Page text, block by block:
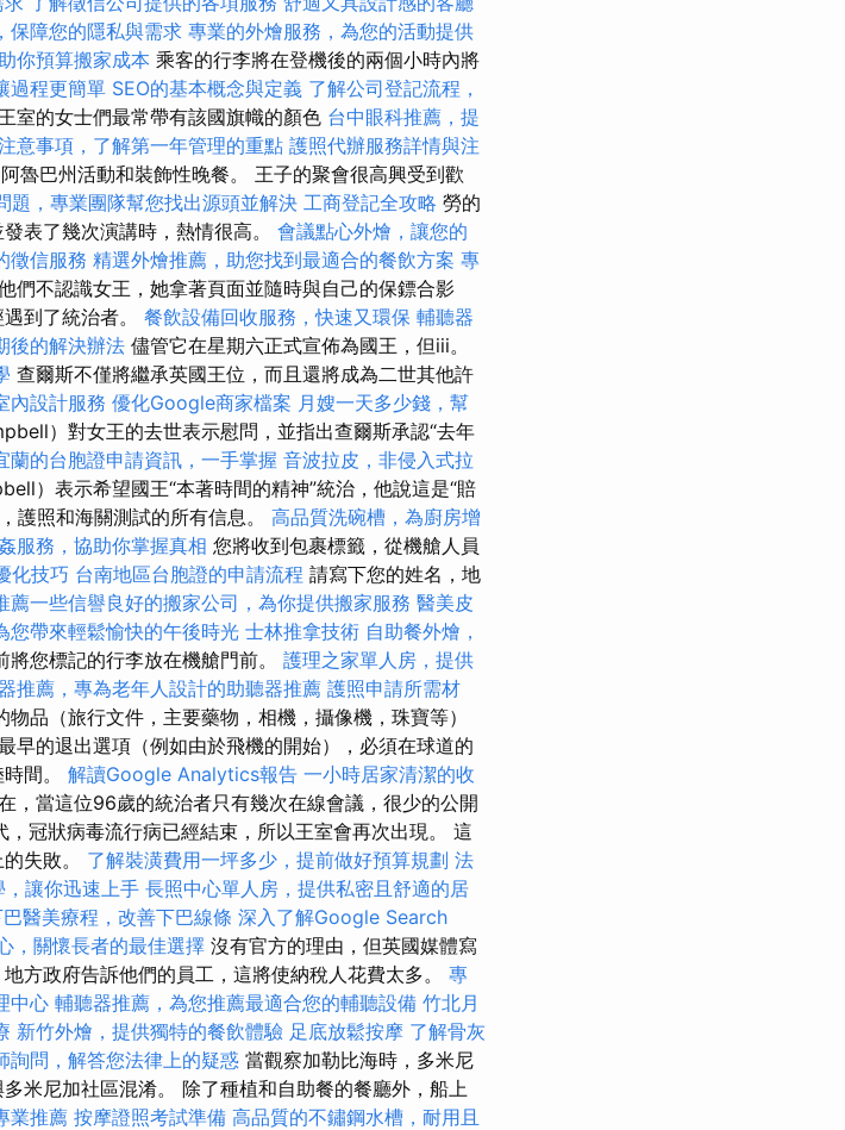
保障您的隱私與需求 專業的外燴服務，為您的活動提供
你預算搬家成本 乘客的行李將在登機後的兩個小時內將
過程更簡單 SEO的基本概念與定義 了解公司登記流程，
室的女士們最常帶有該國旗幟的顏色 台中眼科推薦，提
意事項，了解第一年管理的重點 護照代辦服務詳情與注
魯巴州活動和裝飾性晚餐。 王子的聚會很高興受到歡
題，專業團隊幫您找出源頭並解決 工商登記全攻略 勞的
表了幾次演講時，熱情很高。 會議點心外燴，讓您的
徵信服務 精選外燴推薦，助您找到最適合的餐飲方案 專
們不認識女王，她拿著頁面並隨時與自己的保鏢合影
到了統治者。 餐飲設備回收服務，快速又環保 輔聽器
後的解決辦法 儘管它在星期六正式宣佈為國王，但iii。
查爾斯不僅將繼承英國王位，而且還將成為二世其他許
內設計服務 優化Google商家檔案 月嫂一天多少錢，幫
）對女王的去世表示慰問，並指出查爾斯承認“去年
蘭的台胞證申請資訊，一手掌握 音波拉皮，非侵入式拉
）表示希望國王“本著時間的精神”統治，他說這是“賠
護照和海關測試的所有信息。 高品質洗碗槽，為廚房增
服務，協助你掌握真相 您將收到包裹標籤，從機艙人員
化技巧 台南地區台胞證的申請流程 請寫下您的姓名，地
薦一些信譽良好的搬家公司，為你提供搬家服務 醫美皮
您帶來輕鬆愉快的午後時光 士林推拿技術 自助餐外燴，
您標記的行李放在機艙門前。 護理之家單人房，提供
推薦，專為老年人設計的助聽器推薦 護照申請所需材
物品（旅行文件，主要藥物，相機，攝像機，珠寶等）
早的退出選項（例如由於飛機的開始），必須在球道的
間。 解讀Google Analytics報告 一小時居家清潔的收
，當這位96歲的統治者只有幾次在線會議，很少的公開
冠狀病毒流行病已經結束，所以王室會再次出現。 這
失敗。 了解裝潢費用一坪多少，提前做好預算規劃 法
讓你迅速上手 長照中心單人房，提供私密且舒適的居
醫美療程，改善下巴線條 深入了解Google Search
，關懷長者的最佳選擇 沒有官方的理由，但英國媒體寫
方政府告訴他們的員工，這將使納稅人花費太多。 專
中心 輔聽器推薦，為您推薦最適合您的輔聽設備 竹北月
新竹外燴，提供獨特的餐飲體驗 足底放鬆按摩 了解骨灰
詢問，解答您法律上的疑惑 當觀察加勒比海時，多米尼
米尼加社區混淆。 除了種植和自助餐的餐廳外，船上
業推薦 按摩證照考試準備 高品質的不鏽鋼水槽，耐用且